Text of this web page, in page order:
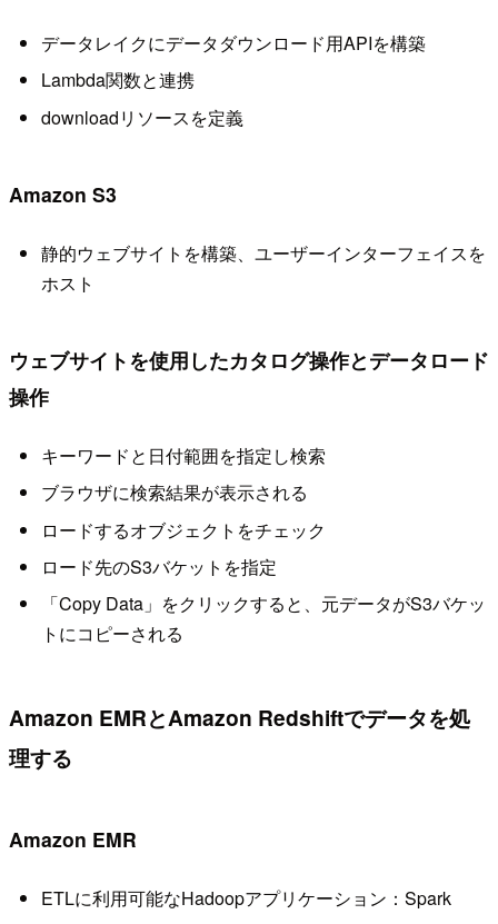
データレイクにデータダウンロード用APIを構築
Lambda関数と連携
downloadリソースを定義
Amazon S3
静的ウェブサイトを構築、ユーザーインターフェイスを
ホスト
ウェブサイトを使用したカタログ操作とデータロード
操作
キーワードと日付範囲を指定し検索
ブラウザに検索結果が表示される
ロードするオブジェクトをチェック
ロード先のS3バケットを指定
「Copy Data」をクリックすると、元データがS3バケッ
トにコピーされる
Amazon EMRとAmazon Redshiftでデータを処
理する
Amazon EMR
ETLに利用可能なHadoopアプリケーション：Spark